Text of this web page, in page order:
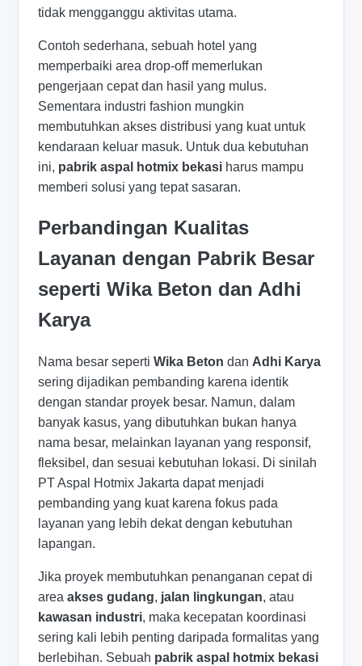
tidak mengganggu aktivitas utama.
Contoh sederhana, sebuah hotel yang
memperbaiki area drop-off memerlukan
pengerjaan cepat dan hasil yang mulus.
Sementara industri fashion mungkin
membutuhkan akses distribusi yang kuat untuk
kendaraan keluar masuk. Untuk dua kebutuhan
ini, pabrik aspal hotmix bekasi harus mampu
memberi solusi yang tepat sasaran.
Perbandingan Kualitas
Layanan dengan Pabrik Besar
seperti Wika Beton dan Adhi
Karya
Nama besar sepertiWika Beton dan Adhi Karya
sering dijadikan pembanding karena identik
dengan standar proyek besar. Namun, dalam
banyak kasus, yang dibutuhkan bukan hanya
nama besar, melainkan layanan yang responsif,
fleksibel, dan sesuai kebutuhan lokasi. Di sinilah
PT Aspal Hotmix Jakarta dapat menjadi
pembanding yang kuat karena fokus pada
layanan yang lebih dekat dengan kebutuhan
lapangan.
Jika proyek membutuhkan penanganan cepat di
areaakses gudang, jalan lingkungan, atau
kawasan industri, maka kecepatan koordinasi
sering kali lebih penting daripada formalitas yang
berlebihan. Sebuah pabrik aspal hotmix bekasi